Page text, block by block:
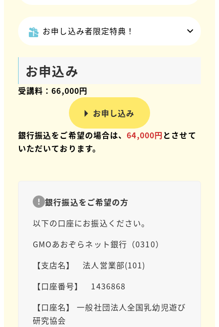
お申し込み者限定特典！
お申込み
受講料：66,000円
お申し込み
銀行振込をご希望の場合は、64,000円とさせて
いただいております。
銀行振込をご希望の方
以下の口座にお振込ください。
GMOあおぞらネット銀行（0310）
【支店名】 法人営業部(101)
【口座番号】 1436868
【口座名】 一般社団法人全国乳幼児遊び
研究協会